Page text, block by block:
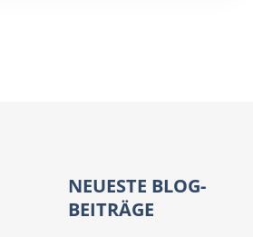
NEUESTE BLOG-
BEITRÄGE